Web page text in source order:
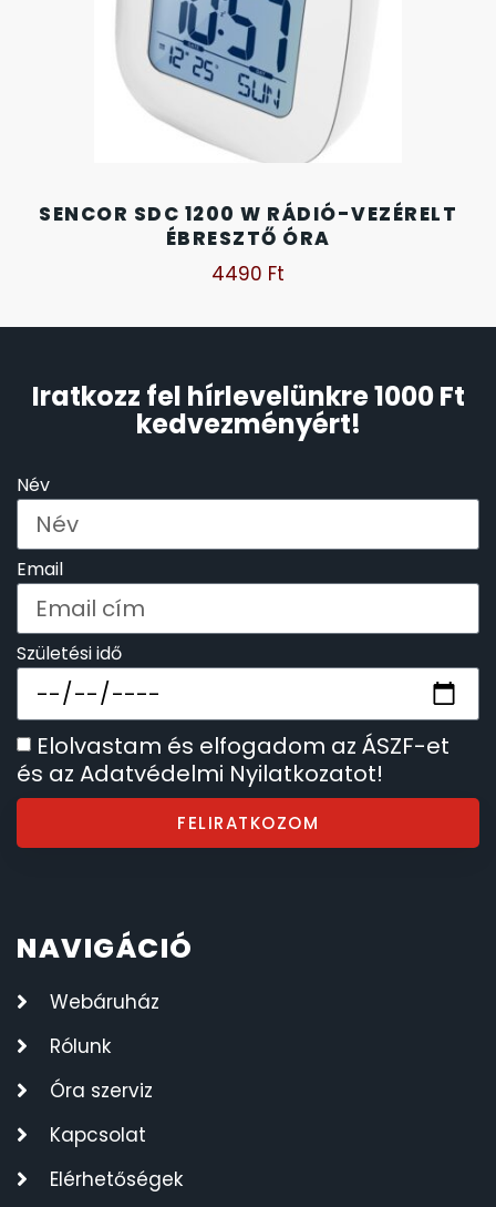
SENCOR SDC 1200 W RÁDIÓ-VEZÉRELT
ÉBRESZTŐ ÓRA
4490 Ft
Iratkozz fel hírlevelünkre 1000 Ft
kedvezményért!
Név
Email
Születési idő
Elolvastam és elfogadom az ÁSZF-et
és az Adatvédelmi Nyilatkozatot!
FELIRATKOZOM
NAVIGÁCIÓ
Webáruház
Rólunk
Óra szerviz
Kapcsolat
Elérhetőségek